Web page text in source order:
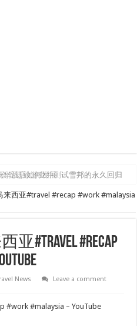
华酒店如何发展
促进旅游业并测试雪邦的永久回归
来西亚#travel #recap #work #malaysia
亚#travel #recap
News
Leave a comment
#work #malaysia – YouTube